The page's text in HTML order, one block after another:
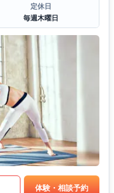
定休日
毎週木曜日
体験・相談予約